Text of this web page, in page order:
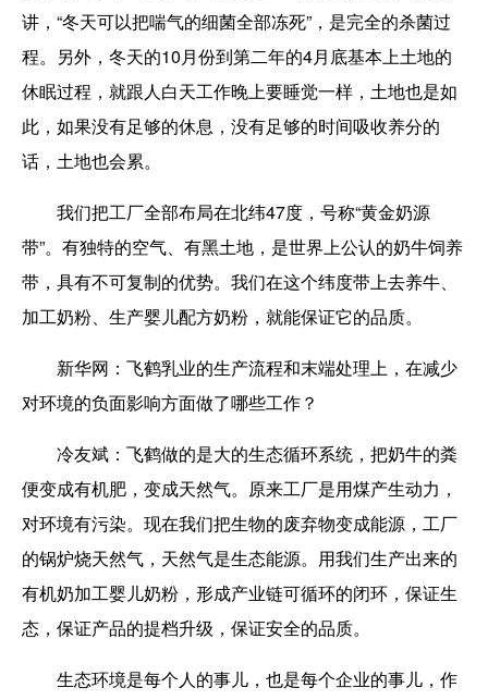
讲，“冬天可以把喘气的细菌全部冻死”，是完全的杀菌过
程。另外，冬天的10月份到第二年的4月底基本上土地的
休眠过程，就跟人白天工作晚上要睡觉一样，土地也是如
此，如果没有足够的休息，没有足够的时间吸收养分的
话，土地也会累。
我们把工厂全部布局在北纬47度，号称“黄金奶源
带”。有独特的空气、有黑土地，是世界上公认的奶牛饲养
带，具有不可复制的优势。我们在这个纬度带上去养牛、
加工奶粉、生产婴儿配方奶粉，就能保证它的品质。
新华网： 飞鹤乳业的生产流程和末端处理上，在减少
对环境的负面影响方面做了哪些工作？
冷友斌： 飞鹤做的是大的生态循环系统，把奶牛的粪
便变成有机肥，变成天然气。原来工厂是用煤产生动力，
对环境有污染。现在我们把生物的废弃物变成能源，工厂
的锅炉烧天然气，天然气是生态能源。用我们生产出来的
有机奶加工婴儿奶粉，形成产业链可循环的闭环，保证生
态，保证产品的提档升级，保证安全的品质。
生态环境是每个人的事儿，也是每个企业的事儿，作